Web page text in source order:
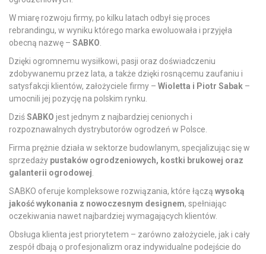
W miarę rozwoju firmy, po kilku latach odbył się proces
rebrandingu, w wyniku którego marka ewoluowała i przyjęła
obecną nazwę – SABKO
Dzięki ogromnemu wysiłkowi, pasji oraz doświadczeniu
zdobywanemu przez lata, a także dzięki rosnącemu zaufaniu i
satysfakcji klientów, założyciele firmy – Wioletta i Piotr Sabak –
umocnili jej pozycję na polskim rynku.
DziśSABKO jest jednym z najbardziej cenionych i
rozpoznawalnych dystrybutorów ogrodzeń w Polsce.
Firma prężnie działa w sektorze budowlanym, specjalizując się w
sprzedaży pustaków ogrodzeniowych, kostki brukowej oraz
galanterii ogrodowej
SABKO oferuje kompleksowe rozwiązania, które łączą wysoką
jakość wykonania z nowoczesnym designem, spełniając
oczekiwania nawet najbardziej wymagających klientów.
Obsługa klienta jest priorytetem – zarówno założyciele, jak i cały
zespół dbają o profesjonalizm oraz indywidualne podejście do